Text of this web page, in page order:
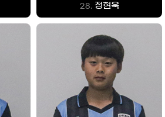
28. 정현욱